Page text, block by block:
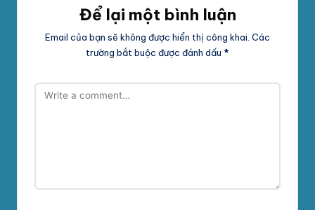
Để lại một bình luận
Email của bạn sẽ không được hiển thị công khai. Các
trường bắt buộc được đánh dấu *